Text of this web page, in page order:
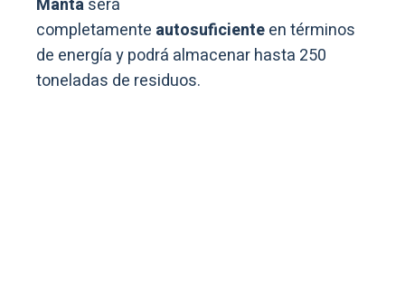
completamente autosuficienteen términos
de energía y podrá almacenar hasta 250
toneladas de residuos.